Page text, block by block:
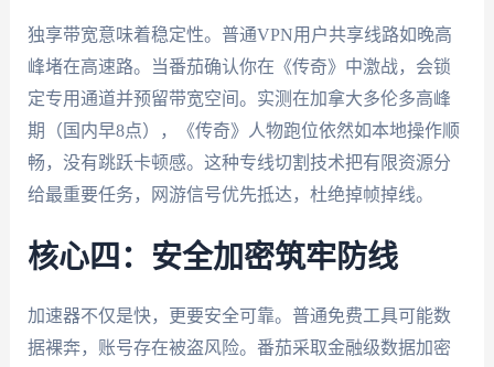
独享带宽意味着稳定性。普通VPN用户共享线路如晚高
峰堵在高速路。当番茄确认你在《传奇》中激战，会锁
定专用通道并预留带宽空间。实测在加拿大多伦多高峰
期（国内早8点），《传奇》人物跑位依然如本地操作顺
畅，没有跳跃卡顿感。这种专线切割技术把有限资源分
给最重要任务，网游信号优先抵达，杜绝掉帧掉线。
核心四：安全加密筑牢防线
加速器不仅是快，更要安全可靠。普通免费工具可能数
据裸奔，账号存在被盗风险。番茄采取金融级数据加密